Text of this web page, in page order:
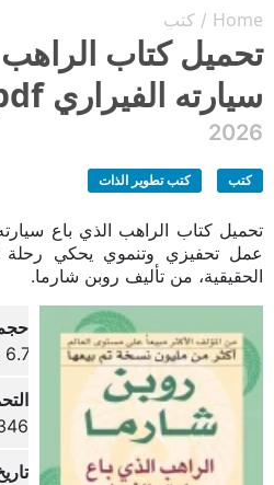
Home
/ كتب
تحميل كتاب
سيارته الفيراري pdf
2026
كتب كتب تطوير الذات
عمل تحفيزي وتنموي يحكي رحلة
الحقيقية، من تأليف روبن شارما.
6.7 ميجا بايت